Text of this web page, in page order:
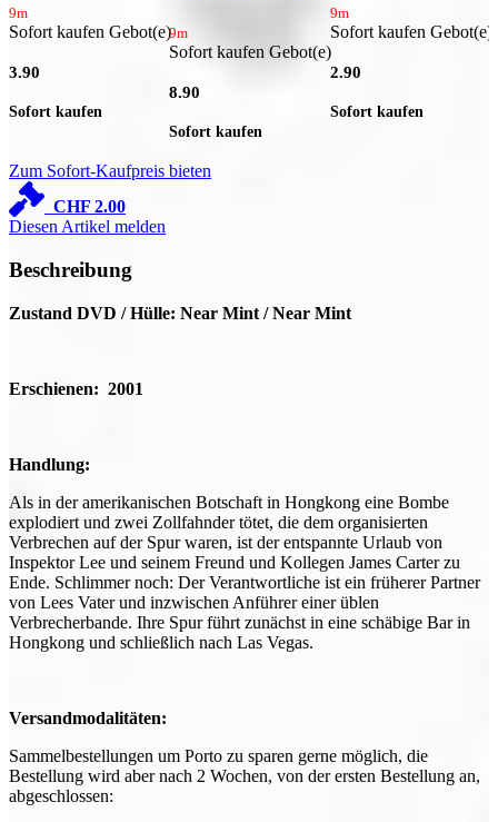
9m
Sofort kaufen Gebot(e)
3.90
Sofort kaufen
9m
Sofort kaufen Gebot(e)
8.90
Sofort kaufen
9m
Sofort kaufen Gebot(e)
2.90
Sofort kaufen
Zum Sofort-Kaufpreis bieten
CHF 2.00
Diesen Artikel melden
Beschreibung
Zustand DVD / Hülle: Near Mint / Near Mint
Erschienen: 2001
Handlung:
Als in der amerikanischen Botschaft in Hongkong eine Bombe
explodiert und zwei Zollfahnder tötet, die dem organisierten
Verbrechen auf der Spur waren, ist der entspannte Urlaub von
Inspektor Lee und seinem Freund und Kollegen James Carter zu
Ende. Schlimmer noch: Der Verantwortliche ist ein früherer Partner
von Lees Vater und inzwischen Anführer einer üblen
Verbrecherbande. Ihre Spur führt zunächst in eine schäbige Bar in
Hongkong und schließlich nach Las Vegas.
Versandmodalitäten:
Sammelbestellungen um Porto zu sparen gerne möglich, die
Bestellung wird aber nach 2 Wochen, von der ersten Bestellung an,
abgeschlossen: